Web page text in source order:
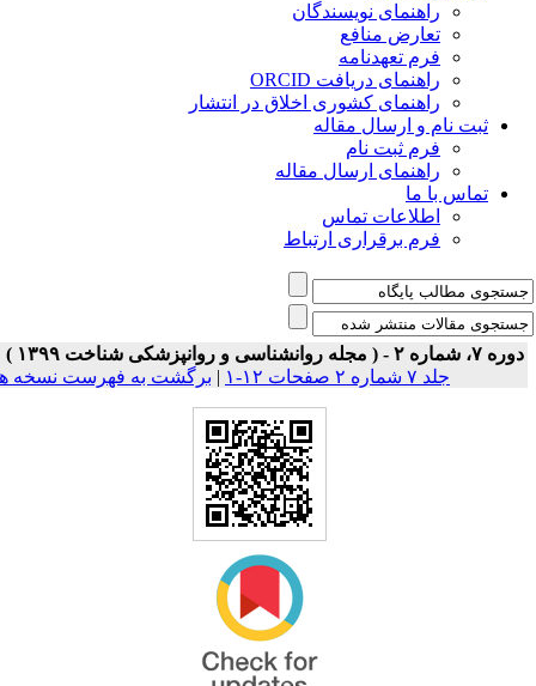
راهنمای نویسندگان
تعارض منافع
فرم تعهدنامه
راهنمای دریافت ORCID
راهنمای کشوری اخلاق در انتشار
ثبت نام و ارسال مقاله
فرم ثبت نام
راهنمای ارسال مقاله
تماس با ما
اطلاعات تماس
فرم برقراری ارتباط
شماره ۲ - ( مجله روانشناسی و روانپزشکی شناخت ۱۳۹۹ )
جلد ۷ شماره ۲ صفحات ۱۲-۱
| برگشت به فهرست نسخه ها